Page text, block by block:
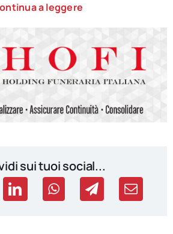
a leggere
sui tuoi social...